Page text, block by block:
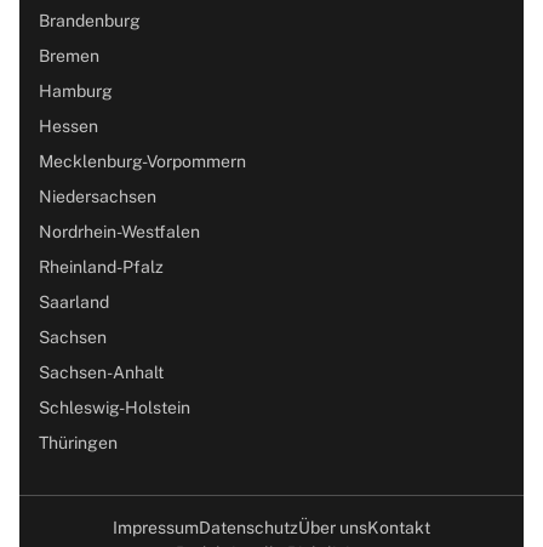
Brandenburg
Bremen
Hamburg
Hessen
Mecklenburg-Vorpommern
Niedersachsen
Nordrhein-Westfalen
Rheinland-Pfalz
Saarland
Sachsen
Sachsen-Anhalt
Schleswig-Holstein
Thüringen
ImpressumDatenschutzÜber unsKontakt